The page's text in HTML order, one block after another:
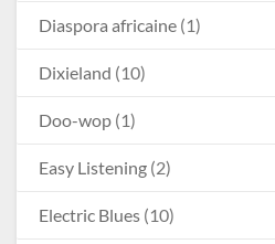
Diaspora africaine (1)
Dixieland (10)
Doo-wop (1)
Easy Listening (2)
Electric Blues (10)